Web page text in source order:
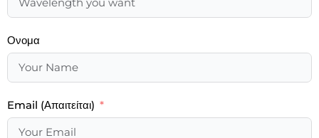
Ονομα
Email (Απαιτείται)